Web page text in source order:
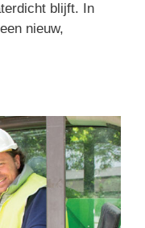
blijft. In
nieuw,